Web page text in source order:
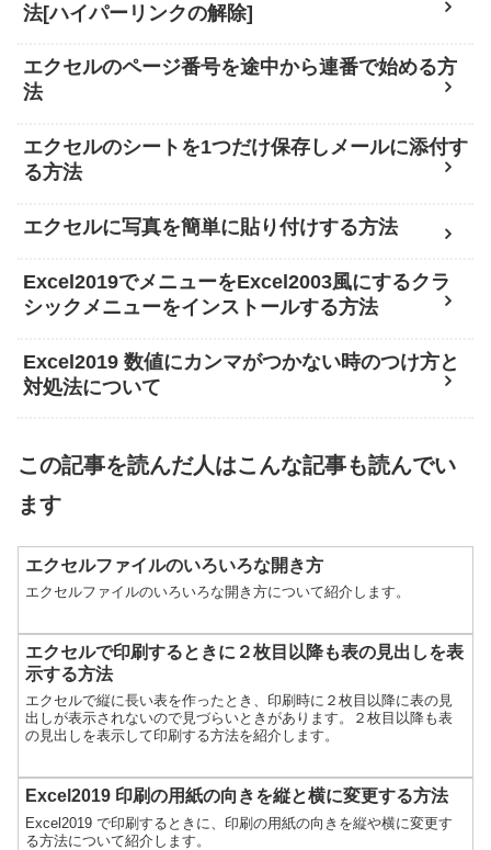
法[ハイパーリンクの解除]
エクセルのページ番号を途中から連番で始める方
法
エクセルのシートを1つだけ保存しメールに添付す
る方法
エクセルに写真を簡単に貼り付けする方法
Excel2019でメニューをExcel2003風にするクラ
シックメニューをインストールする方法
Excel2019 数値にカンマがつかない時のつけ方と
対処法について
この記事を読んだ人はこんな記事も読んでい
ます
エクセルファイルのいろいろな開き方
エクセルファイルのいろいろな開き方について紹介します。
エクセルで印刷するときに２枚目以降も表の見出しを表
示する方法
エクセルで縦に長い表を作ったとき、印刷時に２枚目以降に表の見
出しが表示されないので見づらいときがあります。２枚目以降も表
の見出しを表示して印刷する方法を紹介します。
Excel2019 印刷の用紙の向きを縦と横に変更する方法
Excel2019 で印刷するときに、印刷の用紙の向きを縦や横に変更す
る方法について紹介します。